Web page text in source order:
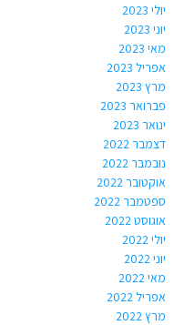
יולי 2023
יוני 2023
מאי 2023
אפריל 2023
מרץ 2023
פברואר 2023
ינואר 2023
דצמבר 2022
נובמבר 2022
אוקטובר 2022
ספטמבר 2022
אוגוסט 2022
יולי 2022
יוני 2022
מאי 2022
אפריל 2022
מרץ 2022